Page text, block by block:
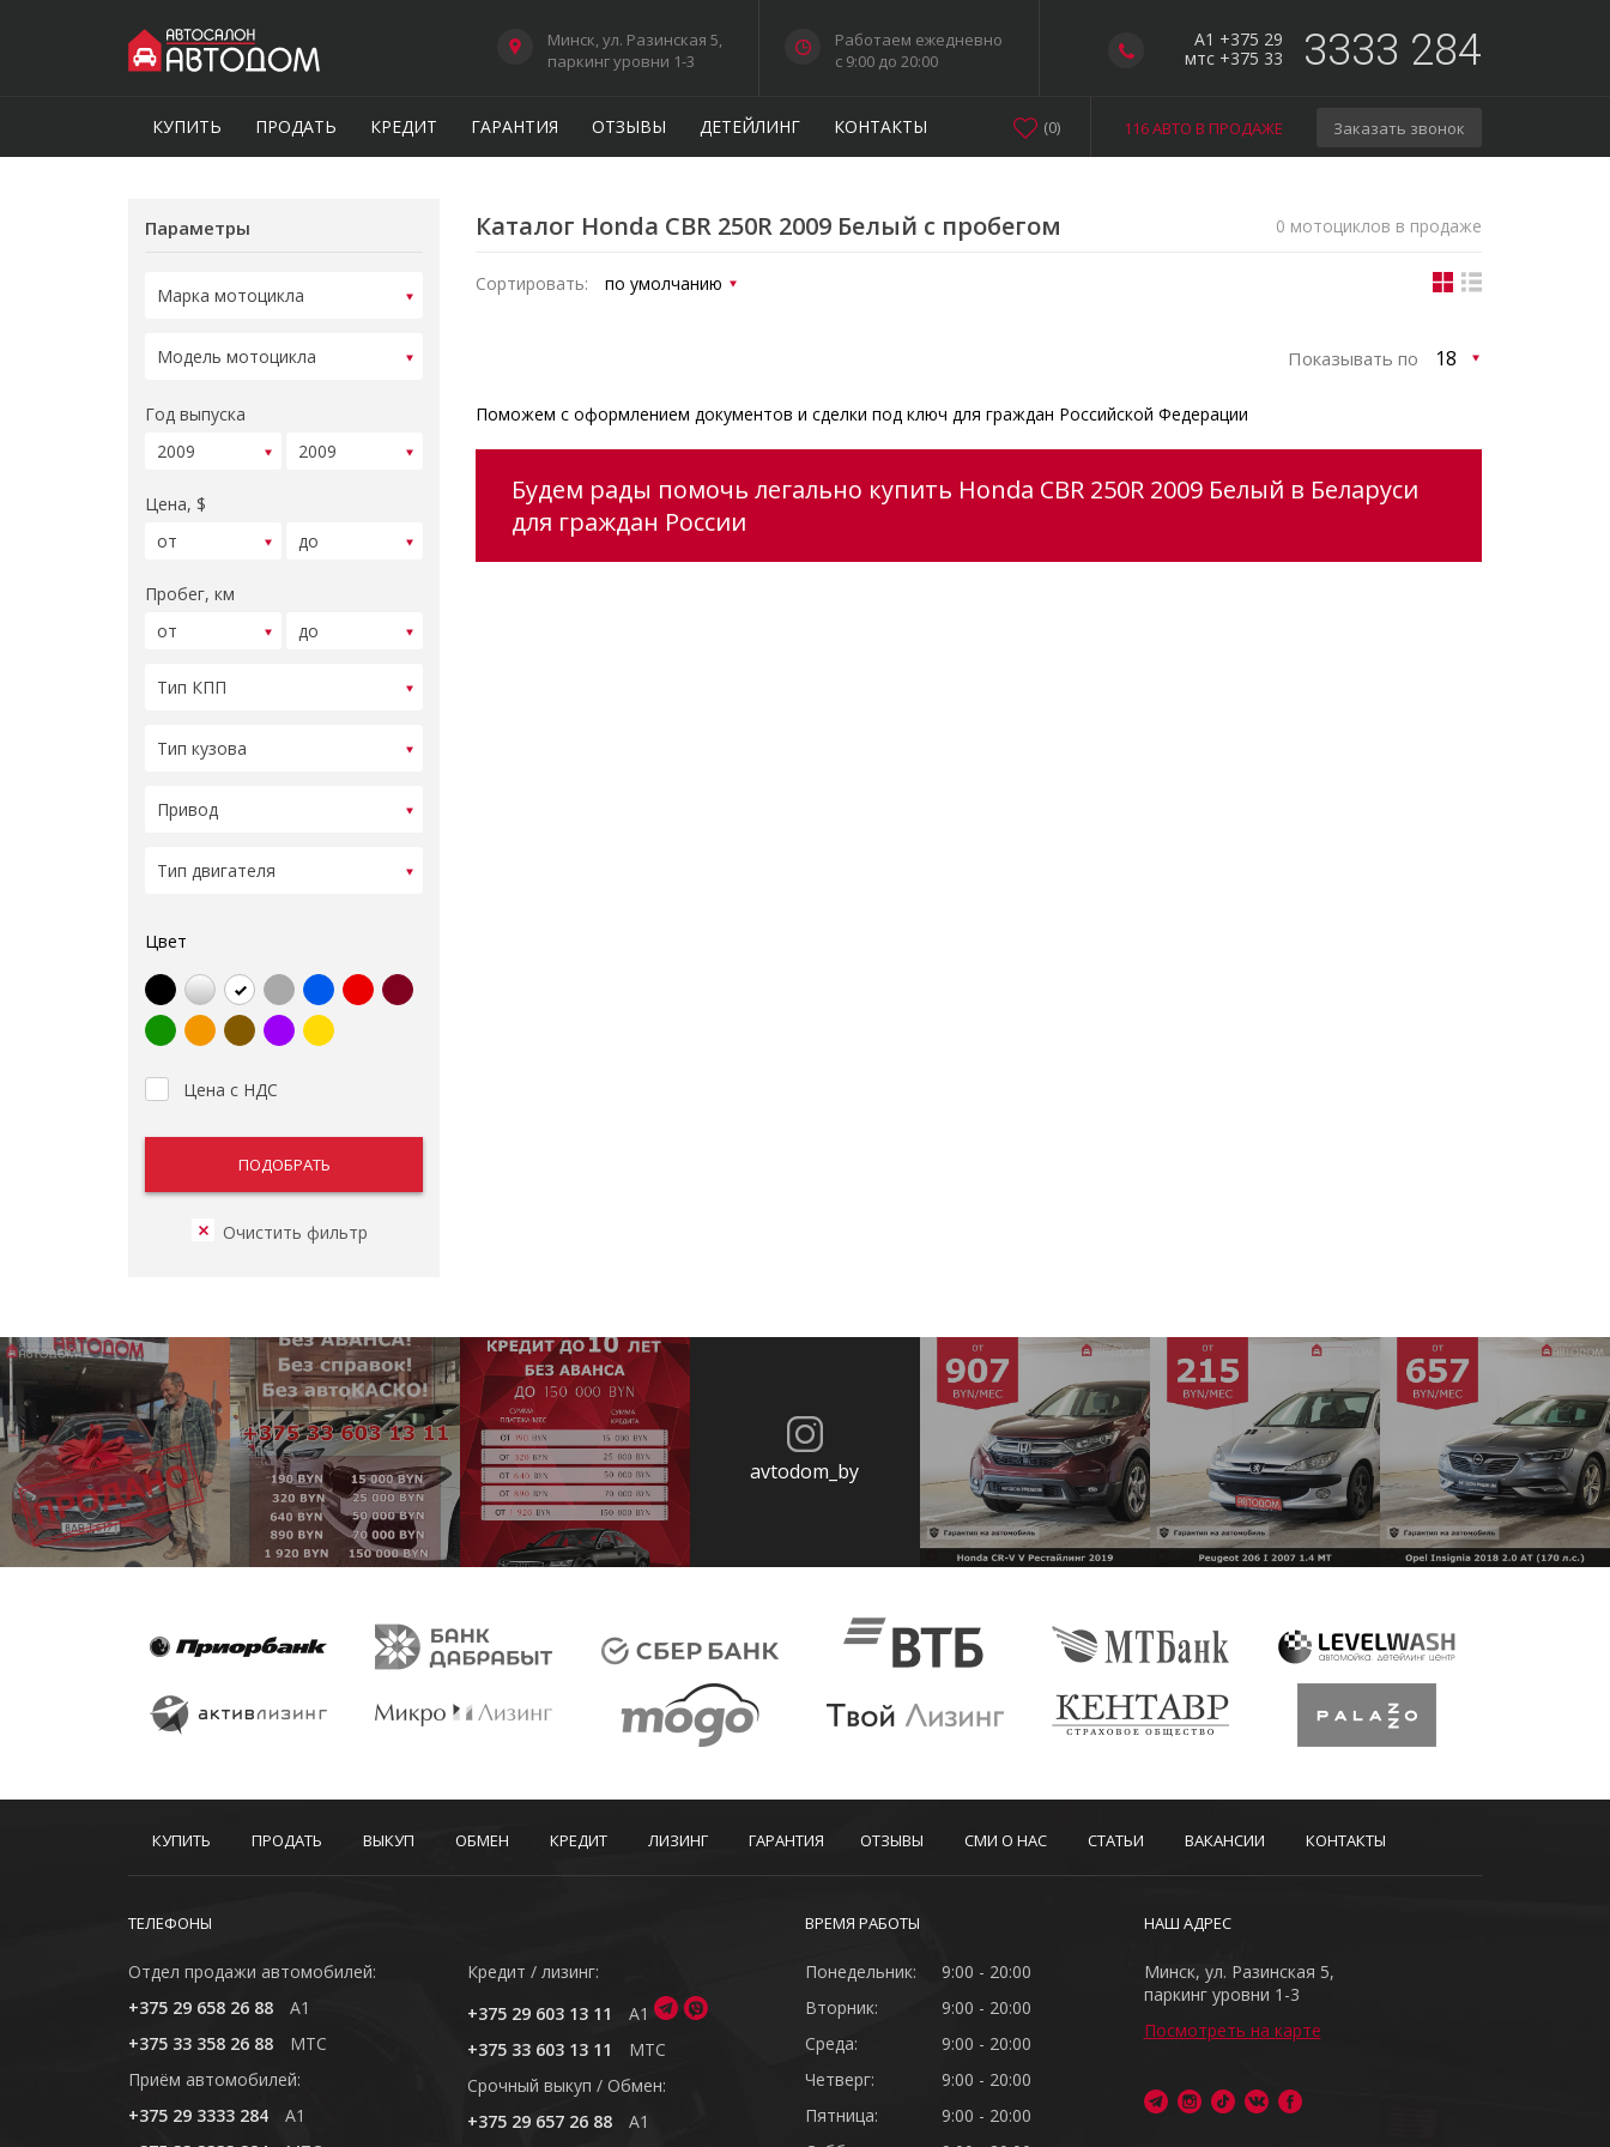
A1 +375 29
мтс +375 33
3333 284
Минск, ул. Разинская 5,
паркинг уровни 1-3
Работаем ежедневно
c 9:00 до 20:00
КУПИТЬ ПРОДАТЬ КРЕДИТ ГАРАНТИЯ ОТЗЫВЫ ДЕТЕЙЛИНГ КОНТАКТЫ 116 АВТО В ПРОДАЖЕ Заказать звонок
(0)
Параметры
Год выпуска
Цена, $
Пробег, км
Цвет
Цена с НДС
Каталог Honda CBR 250R 2009 Белый с пробегом 0 мотоциклов в продаже
Сортировать:
Показывать по
Поможем с оформлением документов и сделки под ключ для граждан Российской Федерации
Будем рады помочь легально купить Honda CBR 250R 2009 Белый в Беларуси
для граждан России
avtodom_by
КУПИТЬ ПРОДАТЬ ВЫКУП ОБМЕН КРЕДИТ ЛИЗИНГ ГАРАНТИЯ ОТЗЫВЫ СМИ О НАС СТАТЬИ ВАКАНСИИ КОНТАКТЫ
ТЕЛЕФОНЫ
Отдел продажи автомобилей:
+375 29 658 26 88
A1
+375 33 358 26 88
MTC
Приём автомобилей:
+375 29 3333 284
A1
Кредит / лизинг:
+375 29 603 13 11
A1
+375 33 603 13 11
MTC
Cрочный выкуп / Обмен:
+375 29 657 26 88
A1
ВРЕМЯ РАБОТЫ
Понедельник:
9:00 - 20:00
Вторник:
9:00 - 20:00
Среда:
9:00 - 20:00
Четверг:
9:00 - 20:00
Пятница:
9:00 - 20:00
НАШ АДРЕС
Минск, ул. Разинская 5,
паркинг уровни 1-3
Посмотреть на карте